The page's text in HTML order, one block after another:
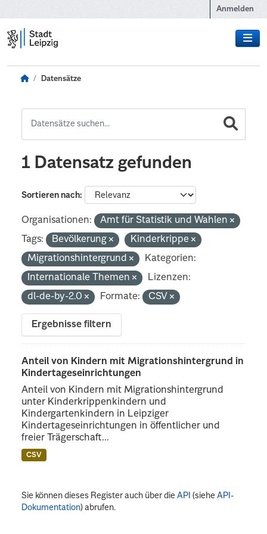
Anmelden
Datensätze
1 Datensatz gefunden
Sortieren nach
Organisationen:
Amt für Statistik und Wahlen
Tags:
Bevölkerung
Kinderkrippe
Migrationshintergrund
Kategorien:
Internationale Themen
Lizenzen:
dl-de-by-2.0
Formate: CSV
Ergebnisse filtern
Anteil von Kindern mit Migrationshintergrund in
Kindertageseinrichtungen
Anteil von Kindern mit Migrationshintergrund
unter Kinderkrippenkindern und
Kindergartenkindern in Leipziger
Kindertageseinrichtungen in öffentlicher und
freier Trägerschaft...
CSV
Sie können dieses Register auch über dieAPI (sieheAPI-
Dokumentation) abrufen.